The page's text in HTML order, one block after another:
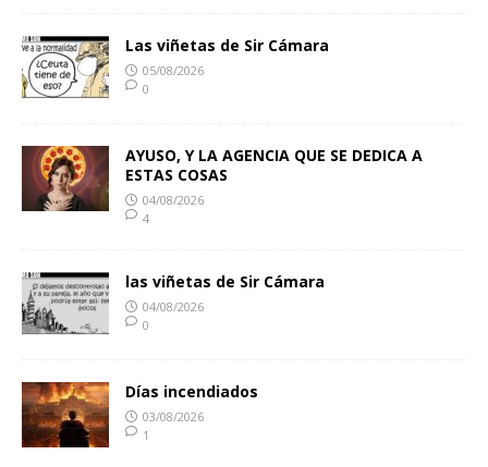
Las viñetas de Sir Cámara
05/08/2026
0
AYUSO, Y LA AGENCIA QUE SE DEDICA A
ESTAS COSAS
04/08/2026
4
las viñetas de Sir Cámara
04/08/2026
0
Días incendiados
03/08/2026
1